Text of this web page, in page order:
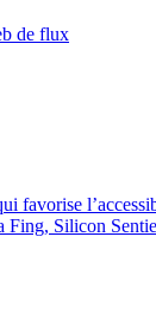
de flux
favorise
Silicon